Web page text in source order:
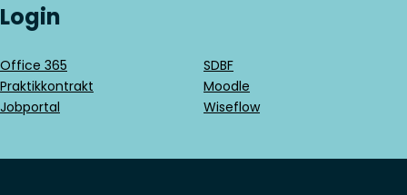
Login
Office 365
SDBF
Praktikkontrakt
Moodle
Jobportal
Wiseflow